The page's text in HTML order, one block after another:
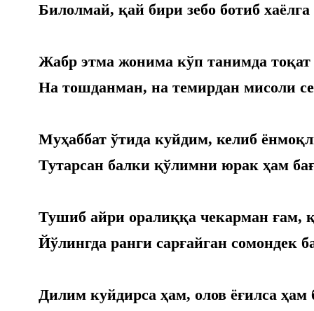
Билолмай, қай бири зебо ботиб
Жабр этма жонима кўп танимда тоқат
На тошданман, на темирдан мисоли
Муҳаббат ўтида куйдим, келиб
Тутарсан балки қўлимни юрак ҳам
Тушиб айри оралиққа чекарман ғам,
Йўлингда ранги сарғайган сомондек
Дилим куйдирса ҳам, олов ёғилса